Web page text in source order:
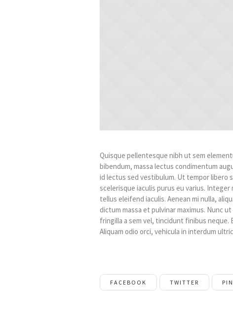
Quisque pellentesque nibh ut sem
bibendum, massa lectus condimentum
id lectus sed vestibulum. Ut tempor libero
scelerisque iaculis purus eu varius.
tellus eleifend iaculis. Aenean mi nulla,
dictum massa et pulvinar maximus. Nunc
fringilla a sem vel, tincidunt finibus
Aliquam odio orci, vehicula in interdum
FACEBOOK TWITTER